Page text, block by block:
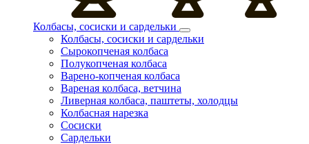
Колбасы, сосиски и сардельки
Колбасы, сосиски и сардельки
Сырокопченая колбаса
Полукопченая колбаса
Варено-копченая колбаса
Вареная колбаса, ветчина
Ливерная колбаса, паштеты, холодцы
Колбасная нарезка
Сосиски
Сардельки